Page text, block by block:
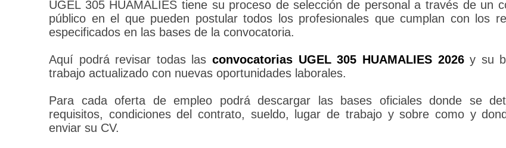
UGEL 305 HUAMALIES tiene su proceso de selección de personal a través de un
público en el que pueden postular todos los profesionales que cumplan con los
especificados en las bases de la convocatoria.
Aquí podrá revisar todas lasconvocatorias UGEL 305 HUAMALIES 2026y su
trabajo actualizado con nuevas oportunidades laborales.
Para cada oferta de empleo podrá descargar las bases oficiales donde se
requisitos, condiciones del contrato, sueldo, lugar de trabajo y sobre como y
enviar su CV.